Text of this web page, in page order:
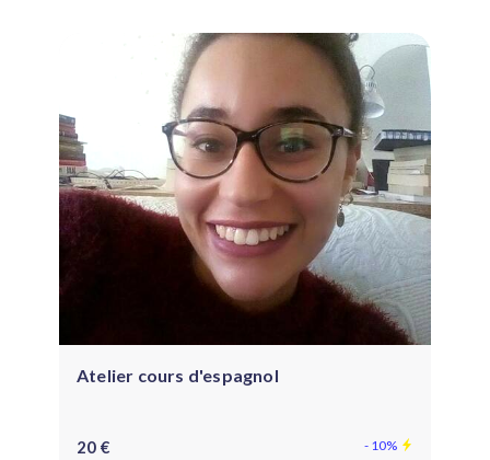
Atelier cours d'espagnol
20 € - 10%